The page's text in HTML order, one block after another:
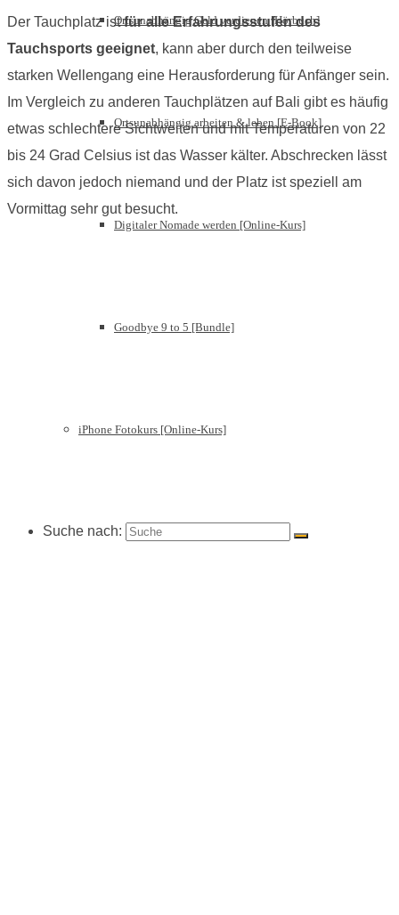
Ortsunabhängig Geld verdienen [Hörbuch]
Ortsunabhängig arbeiten & leben [E-Book]
Digitaler Nomade werden [Online-Kurs]
Goodbye 9 to 5 [Bundle]
iPhone Fotokurs [Online-Kurs]
Suche nach:
Der Tauchplatz istfür alle Erfahrungsstufen des
Tauchsports geeignet, kann aber durch den teilweise
starken Wellengang eine Herausforderung für Anfänger sein.
Im Vergleich zu anderen Tauchplätzen auf Bali gibt es häufig
etwas schlechtere Sichtweiten und mit Temperaturen von 22
bis 24 Grad Celsius ist das Wasser kälter. Abschrecken lässt
sich davon jedoch niemand und der Platz ist speziell am
Vormittag sehr gut besucht.